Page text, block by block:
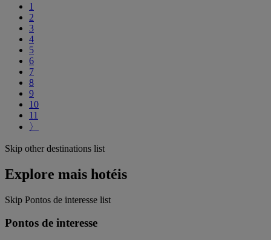
1
2
3
4
5
6
7
8
9
10
11
〉
Skip other destinations list
Explore mais hotéis
Skip Pontos de interesse list
Pontos de interesse